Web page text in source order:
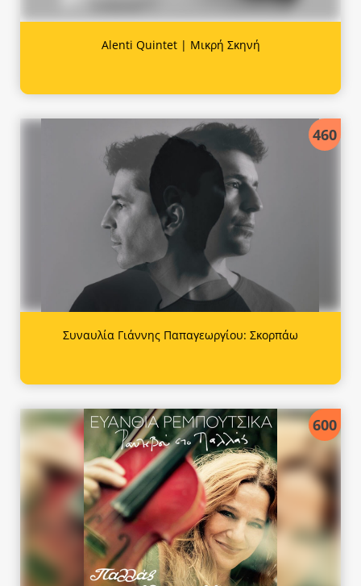
Alenti Quintet | Μικρή Σκηνή
460
Συναυλία Γιάννης Παπαγεωργίου: Σκορπάω
600